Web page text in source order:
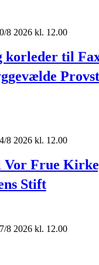
8 2026 kl. 12.00
korleder til
8 2026 kl. 12.00
Frue
Stift
8 2026 kl. 12.00